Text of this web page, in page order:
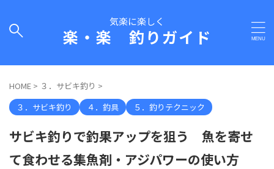
気楽に楽しく
楽・楽 釣りガイド
HOME > ３．サビキ釣り >
３．サビキ釣り
４．釣具 ５．釣りテクニック
サビキ釣りで釣果アップを狙う 魚を寄せ
て食わせる集魚剤・アジパワーの使い方